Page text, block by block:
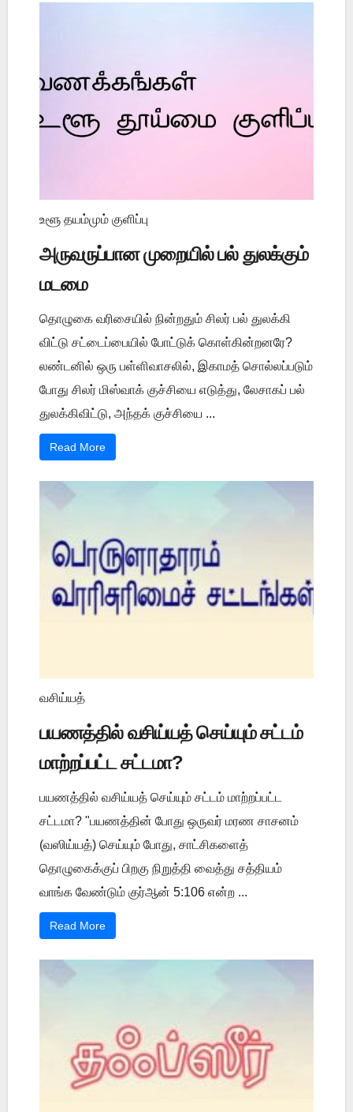
உளூ தயம்மும் குளிப்பு
அருவருப்பான முறையில் பல் துலக்கும்
மடமை
தொழுகை வரிசையில் நின்றதும் சிலர் பல் துலக்கி
விட்டு சட்டைப்பையில் போட்டுக் கொள்கின்றனரே?
லண்டனில் ஒரு பள்ளிவாசலில், இகாமத் சொல்லப்படும்
போது சிலர் மிஸ்வாக் குச்சியை எடுத்து, லேசாகப் பல்
துலக்கிவிட்டு, அந்தக் குச்சியை ...
Read More
வசிய்யத்
பயணத்தில் வசிய்யத் செய்யும் சட்டம்
மாற்றப்பட்ட சட்டமா?
பயணத்தில் வசிய்யத் செய்யும் சட்டம் மாற்றப்பட்ட
சட்டமா? "பயணத்தின் போது ஒருவர் மரண சாசனம்
(வஸிய்யத்) செய்யும் போது, சாட்சிகளைத்
தொழுகைக்குப் பிறகு நிறுத்தி வைத்து சத்தியம்
வாங்க வேண்டும் குர்ஆன் 5:106 என்ற ...
Read More